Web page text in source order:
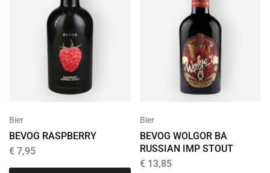
Bier
BEVOG RASPBERRY
€ 7,95
Bier
BEVOG WOLGOR BA
RUSSIAN IMP STOUT
€13,85